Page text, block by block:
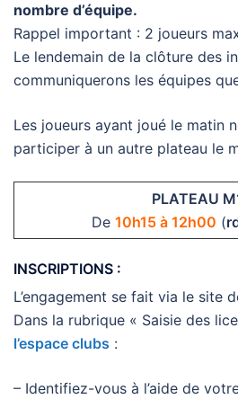
nombre d’équipe.
Rappel important : 2 joueurs
Le lendemain de la clôture des
communiquerons les équipes
Les joueurs ayant joué le matin
participer à un autre plateau le
PLATEAU
De 10h15 à 12h00 (
INSCRIPTIONS :
L’engagement se fait via le site
Dans la rubrique « Saisie des
l’espace clubs :
– Identifiez-vous à l’aide de